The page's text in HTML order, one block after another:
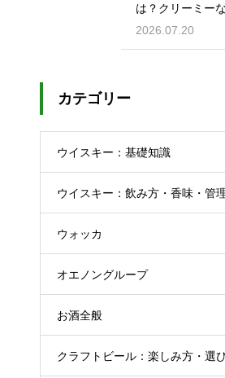
は？クリーミー
のコツ
2026.07.20
カテゴリー
ウイスキー：基礎知識
ウイスキー：飲み方・香味・管
ウォッカ
オエノングループ
お酒全般
クラフトビール：楽しみ方・選